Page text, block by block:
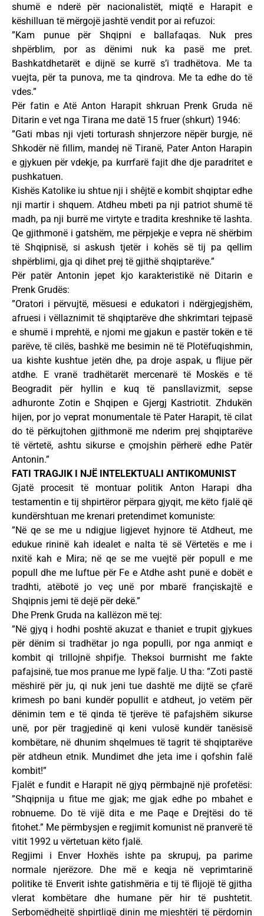
shumë e nderë për nacionalistët, miqtë e Harapit e
këshilluan të mërgojë jashtë vendit por ai refuzoi:
”Kam punue për Shqipni e ballafaqas. Nuk pres
shpërblim, por as dënimi nuk ka pasë me pret.
Bashkatdhetarët e dijnë se kurrë s’i tradhëtova. Me ta
vuejta, për ta punova, me ta qindrova. Me ta edhe do të
vdes.”
Për fatin e Atë Anton Harapit shkruan Prenk Gruda në
Ditarin e vet nga Tirana me datë 15 fruer (shkurt) 1946:
”Gati mbas nji vjeti torturash shnjerzore nëpër burgje, në
Shkodër në fillim, mandej në Tiranë, Pater Anton Harapin
e gjykuen për vdekje, pa kurrfarë fajit dhe dje paradritet e
pushkatuen.
Kishës Katolike iu shtue nji i shêjtë e kombit shqiptar edhe
nji martir i shquem. Atdheu mbeti pa nji patriot shumë të
madh, pa nji burrë me virtyte e tradita kreshnike të lashta.
Qe gjithmonë i gatshëm, me përpjekje e vepra në shërbim
të Shqipnisë, si askush tjetër i kohës së tij pa qellim
shpërblimi, gja qi dihet prej të gjithë shqiptarëve.”
Për patër Antonin jepet kjo karakteristikë në Ditarin e
Prenk Grudës:
”Oratori i përvujtë, mësuesi e edukatori i ndërgjegjshëm,
afruesi i vëllaznimit të shqiptarëve dhe shkrimtari tejpasë
e shumë i mprehtë, e njomi me gjakun e pastër tokën e të
parëve, të cilës, bashkë me besimin në të Plotëfuqishmin,
ua kishte kushtue jetën dhe, pa droje aspak, u flijue për
atdhe. E vranë tradhëtarët mercenarë të Moskës e të
Beogradit për hyllin e kuq të pansllavizmit, sepse
adhuronte Zotin e Shqipen e Gjergj Kastriotit. Zhdukën
hijen, por jo veprat monumentale të Pater Harapit, të cilat
do të përkujtohen gjithmonë me nderim prej shqiptarëve
të vërtetë, ashtu sikurse e çmojshin përherë edhe Patër
Antonin.”
FATI TRAGJIK I NJË INTELEKTUALI ANTIKOMUNIST
Gjatë procesit të montuar politik Anton Harapi dha
testamentin e tij shpirtëror përpara gjyqit, me këto fjalë që
kundërshtuan me krenari pretendimet komuniste:
”Në qe se me u ndigjue ligjevet hyjnore të Atdheut, me
edukue rininë kah idealet e nalta të së Vërtetës e me i
nxitë kah e Mira; në qe se me vuejtë për popull e me
popull dhe me luftue për Fe e Atdhe asht punë e dobët e
tradhti, atëbotë jo veç unë por mbarë françiskajtë e
Shqipnis jemi të dejë për dekë.”
Dhe Prenk Gruda na kallëzon më tej:
”Në gjyq i hodhi poshtë akuzat e thaniet e trupit gjykues
për dënim si tradhëtar jo nga populli, por nga anmiqt e
kombit qi trillojnë shpifje. Theksoi burrnisht me fakte
pafajsinë, tue mos pranue me lypë falje. U tha: ”Zoti pastë
mëshirë për ju, qi nuk jeni tue dashtë me dijtë se çfarë
krimesh po bani kundër popullit e atdheut, jo vetëm për
dënimin tem e të qinda të tjerëve të pafajshëm sikurse
unë, por për tragjedinë qi keni vulosë kundër tanësisë
kombëtare, në dhunim shqelmues të tagrit të shqiptarëve
për atdheun etnik. Mundimet dhe jeta ime i qofshin falë
kombit!”
Fjalët e fundit e Harapit në gjyq përmbajnë një profetësi:
”Shqipnija u fitue me gjak; me gjak edhe po mbahet e
robnueme. Do të vijë dita e me Paqe e Drejtësi do të
fitohet.” Me përmbysjen e regjimit komunist në pranverë të
vitit 1992 u vërtetuan këto fjalë.
Regjimi i Enver Hoxhës ishte pa skrupuj, pa parime
normale njerëzore. Dhe më e keqja në veprimtarinë
politike të Enverit ishte gatishmëria e tij të flijojë të gjitha
vlerat kombëtare dhe humane për hir të pushtetit.
Serbomëdhejtë shpirtligë dinin me mjeshtëri të përdornin